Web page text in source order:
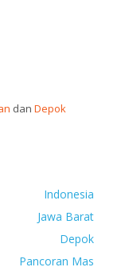
dan Depok
Indonesia
Jawa Barat
Depok
Pancoran Mas